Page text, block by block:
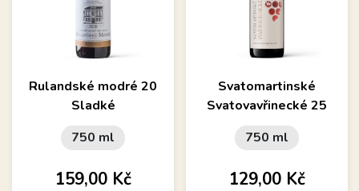
Rulandské modré 20
Sladké
750 ml
Cena
159,00 Kč
Svatomartinské
Svatovavřinecké 25
750 ml
Cena
129,00 Kč